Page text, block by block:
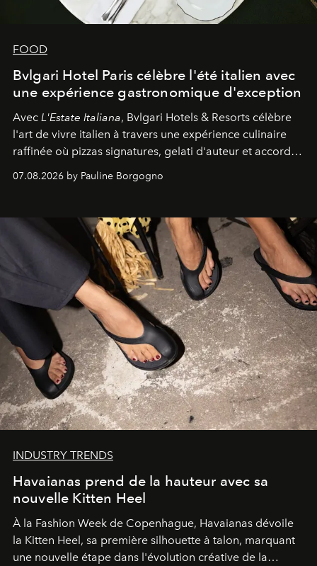
FOOD
Bvlgari Hotel Paris célèbre l'été italien avec
une expérience gastronomique d'exception
Avec L'Estate Italiana, Bvlgari Hotels & Resorts célèbre
l'art de vivre italien à travers une expérience culinaire
raffinée où pizzas signatures, gelati d'auteur et accords
d'exception composent un véritable voyage sensoriel.
07.08.2026 by Pauline Borgogno
INDUSTRY TRENDS
Havaianas prend de la hauteur avec sa
nouvelle Kitten Heel
À la Fashion Week de Copenhague, Havaianas dévoile
la Kitten Heel, sa première silhouette à talon, marquant
une nouvelle étape dans l'évolution créative de la